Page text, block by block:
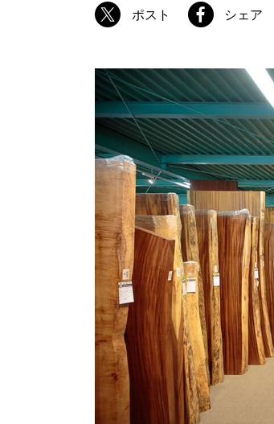
職人の技能・技巧
商品情報
ATELIER MOKUBAの一枚板テーブル
ATELIER MOKUBAの一枚板×異素材
特別なダイニングチェア
一枚板用のテーブル脚
コーディネート集
メンテナンス方法
ポスト シェア